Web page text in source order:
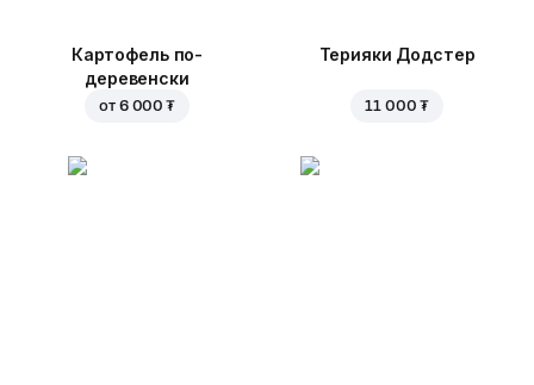
Картофель по-
деревенски
от 6 000 ₮
Терияки Додстер
11 000 ₮